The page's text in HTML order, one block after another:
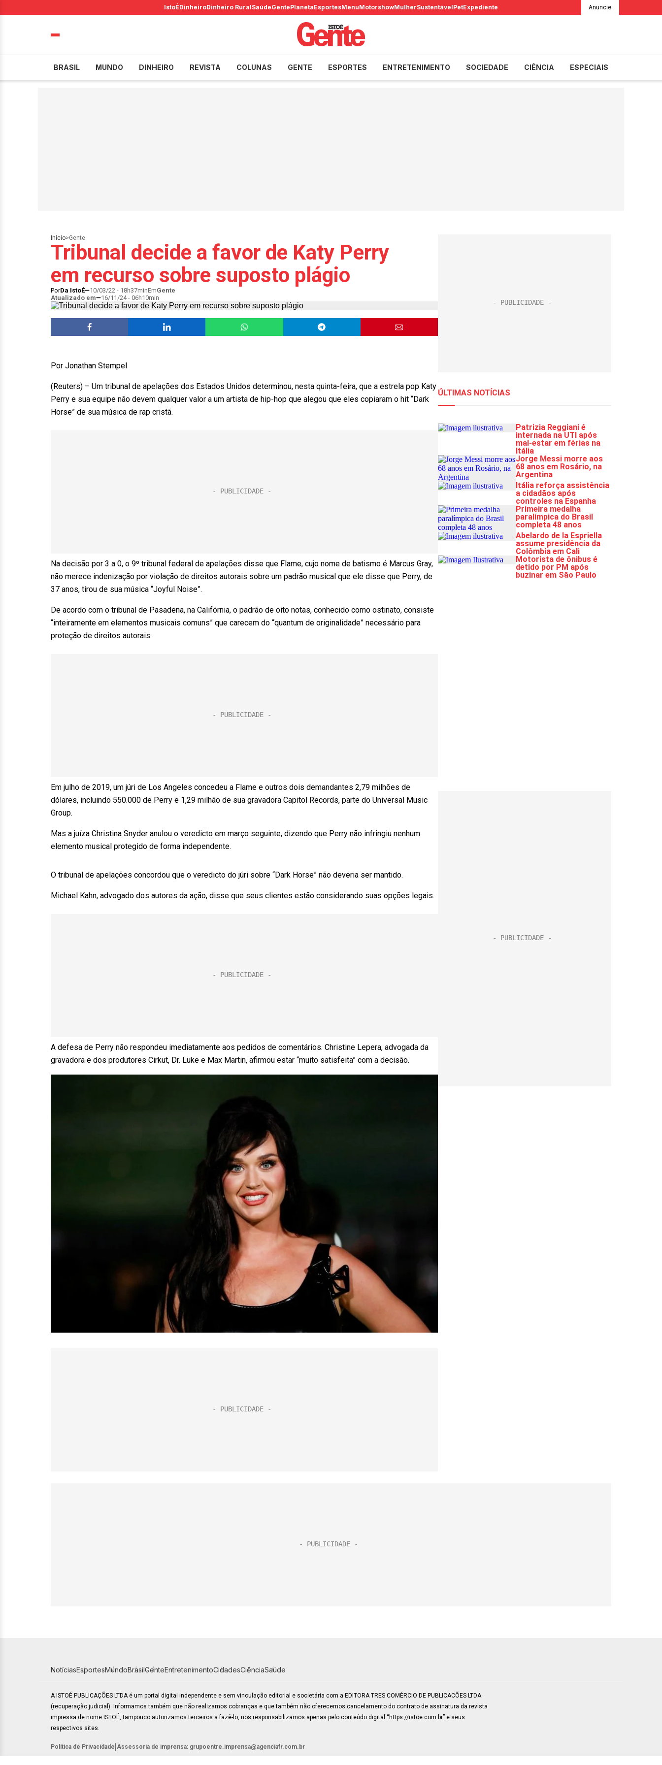
IstoÉDinheiroDinheiro RuralSaúdeGentePlanetaEsportesMenuMotorshowMulherSustentávelPetExpediente Anuncie
BRASIL MUNDO DINHEIRO REVISTA COLUNAS GENTE ESPORTES ENTRETENIMENTO SOCIEDADE CIÊNCIA ESPECIAIS
Início>Gente
Tribunal decide a favor de Katy Perry
em recurso sobre suposto plágio
PorDa IstoÉ 10/03/22 - 18h37minEmGente
Atualizado em
16/11/24 - 06h10min
Por Jonathan Stempel
(Reuters) – Um tribunal de apelações dos Estados Unidos determinou, nesta quinta-feira, que a estrela pop Katy
Perry e sua equipe não devem qualquer valor a um artista de hip-hop que alegou que eles copiaram o hit “Dark
Horse” de sua música de rap cristã.
Na decisão por 3 a 0, o 9º tribunal federal de apelações disse que Flame, cujo nome de batismo é Marcus Gray,
não merece indenização por violação de direitos autorais sobre um padrão musical que ele disse que Perry, de
37 anos, tirou de sua música “Joyful Noise”.
De acordo com o tribunal de Pasadena, na Califórnia, o padrão de oito notas, conhecido como ostinato, consiste
“inteiramente em elementos musicais comuns” que carecem do “quantum de originalidade” necessário para
proteção de direitos autorais.
Em julho de 2019, um júri de Los Angeles concedeu a Flame e outros dois demandantes 2,79 milhões de
dólares, incluindo 550.000 de Perry e 1,29 milhão de sua gravadora Capitol Records, parte do Universal Music
Group.
Mas a juíza Christina Snyder anulou o veredicto em março seguinte, dizendo que Perry não infringiu nenhum
elemento musical protegido de forma independente.
O tribunal de apelações concordou que o veredicto do júri sobre “Dark Horse” não deveria ser mantido.
Michael Kahn, advogado dos autores da ação, disse que seus clientes estão considerando suas opções legais.
A defesa de Perry não respondeu imediatamente aos pedidos de comentários. Christine Lepera, advogada da
gravadora e dos produtores Cirkut, Dr. Luke e Max Martin, afirmou estar “muito satisfeita” com a decisão.
NotíciasEsportesMundoBrasilGenteEntretenimentoCidadesCiênciaSaúde
A ISTOÉ PUBLICAÇÕES LTDA é um portal digital independente e sem vinculação editorial e societária com a EDITORA TRES COMÉRCIO DE PUBLICACÕES LTDA
(recuperação judicial). Informamos também que não realizamos cobranças e que também não oferecemos cancelamento do contrato de assinatura da revista
impressa de nome ISTOÉ, tampouco autorizamos terceiros a fazê-lo, nos responsabilizamos apenas pelo conteúdo digital “https://istoe.com.br” e seus
respectivos sites.
Política de Privacidade Assessoria de imprensa: grupoentre.imprensa@agenciafr.com.br